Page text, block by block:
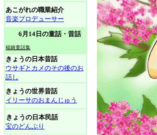
あこがれの職業紹介
音楽プロデューサー
6月14日の童話・昔話
福娘童話集
きょうの日本昔話
ウサギとカメのその後のお
話し
きょうの世界昔話
イリーサのおまんじゅう
きょうの日本民話
宝のどんぶり